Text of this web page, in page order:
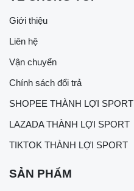
Giới thiệu
Liên hệ
Vận chuyển
Chính sách đổi trả
SHOPEE THÀNH LỢI SPORT
LAZADA THÀNH LỢI SPORT
TIKTOK THÀNH LỢI SPORT
SẢN PHẨM